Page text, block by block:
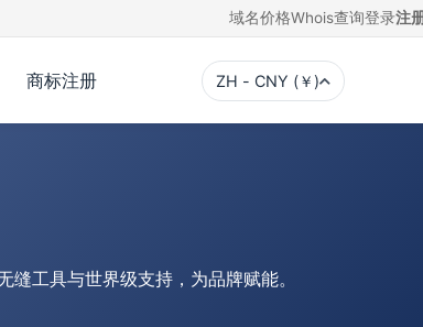
域名价格Whois查询登录注
商标注册 ZH - CNY (￥)
工具与世界级支持，为品牌赋能。